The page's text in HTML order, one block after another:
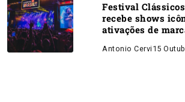
Festival
recebe shows
ativações de
Antonio Cervi 15